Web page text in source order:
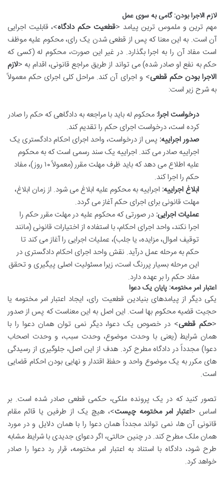
لازم الاجرا بودن: گامی به سوی عمل
مهم ترین و ملموس ترین پیامد <قطعیت حکم دادگاه>، قابلیت اجرایی
آن است. به این معنا که پس از قطعی شدن یک رای، محکوم علیه موظف
است مفاد آن را به اجرا بگذارد. در غیر این صورت، محکوم له (کسی که
حکم به نفع او صادر شده) می تواند از طریق مراجع قانونی، اقدام به <لازم
الاجرا بودن حکم قطعی> و اجرای آن کند. مراحل کلی اجرای حکم معمولاً
به شرح زیر است:
درخواست اجرا: محکوم له باید با مراجعه به دادگاهی که حکم را صادر
کرده است، درخواست اجرای حکم را تقدیم کند.
صدور اجراییه: پس از درخواست، واحد اجرای احکام دادگستری یک
اجراییه صادر می کند. اجراییه یک سند رسمی است که به محکوم
علیه اطلاع می دهد که باید ظرف مهلت مقرر (معمولاً ۱۰ روز)، مفاد
حکم را اجرا کند.
ابلاغ اجراییه: اجراییه به محکوم علیه ابلاغ می شود. از زمان ابلاغ،
مهلت قانونی برای اجرای حکم آغاز می گردد.
عملیات اجرایی: در صورتی که محکوم علیه در مهلت مقرر حکم را
اجرا نکند، واحد اجرای احکام، با استفاده از اختیارات قانونی (مانند
توقیف اموال، مزایده، یا جلب)، عملیات اجرایی را آغاز می کند تا
حکم به مرحله عمل درآید. نقش واحد اجرای احکام دادگستری در
این مرحله بسیار پررنگ است، زیرا مسئولیت اصلی پیگیری و تحقق
مفاد حکم را بر عهده دارد.
اعتبار امر مختومه: پایان یک دعوا
یکی دیگر از پیامدهای بنیادین قطعیت رای، ایجاد اعتبار امر مختومه یا
حجیت قضیه محکوم بها است. این اصل به این معناست که پس از صدور
<حکم قطعی> در خصوص یک دعوا، دیگر نمی توان همان دعوا را با
همان شرایط (یعنی با وحدت موضوع، وحدت سبب، و وحدت اصحاب
دعوا) مجدداً در دادگاه مطرح کرد. هدف از این اصل، جلوگیری از رسیدگی
های مکرر به یک موضوع واحد و حفظ اقتدار و نهایی بودن احکام قضایی
است.
تصور کنید که در یک پرونده ملکی، حکمی قطعی صادر شده است. بر
اساس <اعتبار امر مختومه چیست>، هیچ یک از طرفین یا قائم مقام
قانونی آن ها، نمی تواند مجدداً همان دعوا را با همان دلایل و در مورد
همان ملک مطرح کند. در چنین حالتی، اگر دعوای جدیدی با شرایط مشابه
طرح شود، دادگاه با استناد به اعتبار امر مختومه، قرار رد دعوا را صادر
خواهد کرد.